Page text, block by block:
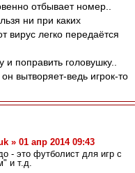
отбывает номер..
ни при каких
вирус легко передаётся
и поправить головушку..
вытворяет-ведь игрок-то
» 01 апр 2014 09:43
- это футболист для игр с
и т.д.